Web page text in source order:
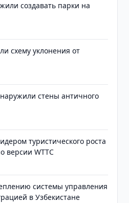
создавать парки на
схему уклонения от
стены античного
туристического роста
версии WTTC
системы управления
в Узбекистане